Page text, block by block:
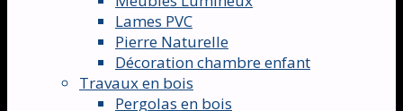
Lames PVC
Pierre Naturelle
Décoration chambre enfant
Travaux en bois
Pergolas en bois